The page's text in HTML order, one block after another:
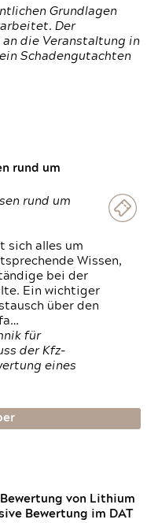
Grundlagen
Der
an die Veranstaltung in
Schadengutachten
rund um
rund um
sich alles um
Wissen,
bei der
Ein wichtiger
über den
für
der Kfz-
eines
von Lithium
Bewertung im DAT